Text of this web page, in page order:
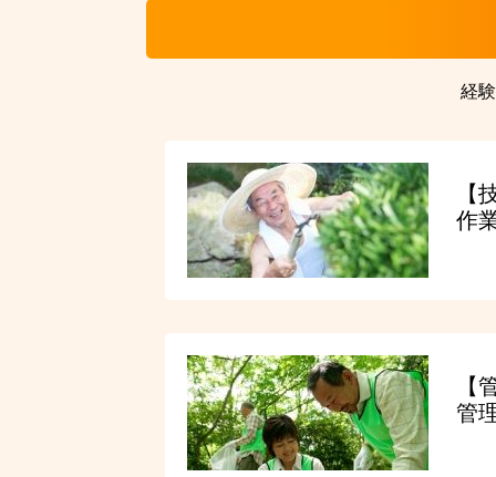
経
【
作
【
管